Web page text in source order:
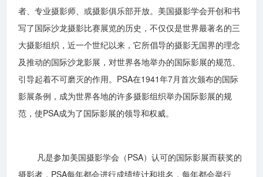
者、专业摄影师、或摄影俱乐部开放。美国摄影学会开创和书
写了国际沙龙摄影比赛展览的历史，不仅仅是世界最著名的三
大摄影组织，近一个世纪以来，它所倡导的摄影无国界的理念
及推动的国际沙龙影展，对世界各地举办的国际影展的规范、
引导起着不可磨灭的作用。PSA在1941年7月首次颁布的国际
影展条例，成为世界各地的许多摄影组织举办国际影展的规
范，使PSA成为了国际影展的领导和权威。
凡是参加美国摄影学会（PSA）认可的国际影展而获奖的
摄影者，PSA每年都会进行成绩统计和排名，每年都会举行